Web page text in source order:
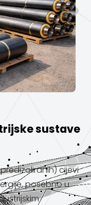
sustave
cijevi
posebno u